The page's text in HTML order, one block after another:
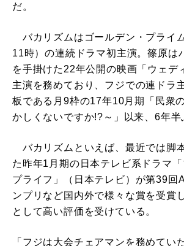
だ。
バカリズムはゴールデン・プライ
11時）の連続ドラマ初主演。篠原は
を手掛けた22年公開の映画「ウェデ
主演を務めており、フジでの連ドラ
板である月9枠の17年10月期「民衆
かしくないですか!?～」以来、6年半
バカリズムといえば、最近では脚
た昨年1月期の日本テレビ系ドラマ
プライフ」（日本テレビ）が第39回
ンプリなど国内外で様々な賞を受賞
として高い評価を受けている。
「フジは大会チェアマンを務めてい